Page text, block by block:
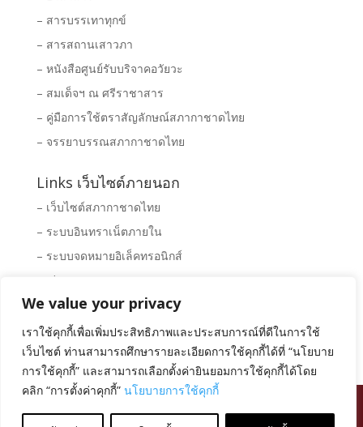
We value your privacy
เราใช้คุกกี้เพื่อเพิ่มประสิทธิภาพและประสบการณ์ที่ดีในการใช้
เว็บไซต์ ท่านสามารถศึกษารายละเอียดการใช้คุกกี้ได้ที่ “นโยบาย
การใช้คุกกี้” และสามารถเลือกตั้งค่ายินยอมการใช้คุกกี้ได้โดย
คลิก “การตั้งค่าคุกกี้” นโยบายการใช้คุกกี้
– สารบรรเทาทุกข์
– สารสถานเสาวภา
– หนังสือศูนย์รับบริจาคอวัยวะ
– สมเด็จฯ ณ ศรีราชาสาร
– คู่มือการใช้ตราสัญลักษณ์สภากาชาดไทย
– จรรยาบรรณสภากาชาดไทย
Links เว็บไซต์ภายนอก
– เว็บไซต์สภากาชาดไทย
– ระบบอินทราเน็ตภายใน
– ระบบจดหมายอิเล็คทรอนิกส์
– Clipping News
– ระบบจัดซื้อ – จัดจ้างสภากาชาดไทย
– พิพิธภัณฑ์สภากาชาดไทย